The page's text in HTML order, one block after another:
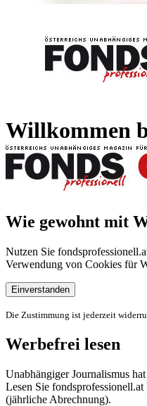
Willkommen
Wie gewohnt mit
Nutzen Sie
Verwendung von Cookies für
Einverstanden
Die Zustimmung ist jederzeit
Werbefrei lesen
Unabhängiger Journalismus
Lesen Sie
(jährliche Abrechnung).